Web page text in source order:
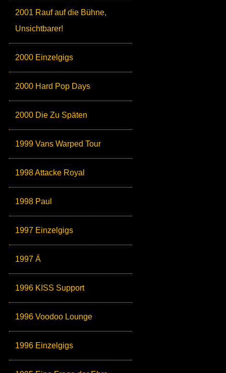
2001 Rauf auf die Bühne,
Unsichtbarer!
2000 Einzelgigs
2000 Hard Pop Days
2000 Die Zu Späten
1999 Vans Warped Tour
1998 Attacke Royal
1998 Paul
1997 Einzelgigs
1997 Ä
1996 KISS Support
1996 Voodoo Lounge
1996 Einzelgigs